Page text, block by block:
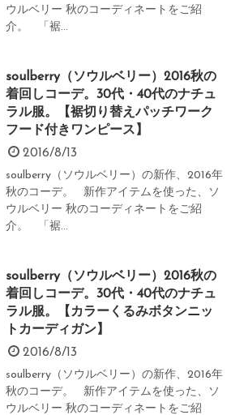
ウルベリー 秋のコーディネートをご紹
介。 「裾...
soulberry（ソウルベリー）2016秋の
着回しコーデ。30代・40代のナチュ
ラル服。【裾切り替えパッチワーク
フード付きワンピース】
2016/8/13
soulberry（ソウルベリー）の新作、2016年
秋のコーデ。 新作アイテムを使った、ソ
ウルベリー 秋のコーディネートをご紹
介。 「裾...
soulberry（ソウルベリー）2016秋の
着回しコーデ。30代・40代のナチュ
ラル服。【カラーくるみボタンニッ
トカーディガン】
2016/8/13
soulberry（ソウルベリー）の新作、2016年
秋のコーデ。 新作アイテムを使った、ソ
ウルベリー 秋のコーディネートをご紹